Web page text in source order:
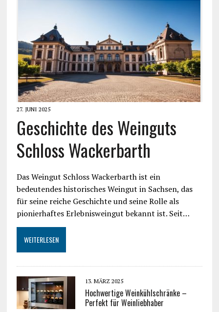
27. JUNI 2025
Geschichte des Weinguts
Schloss Wackerbarth
Das Weingut Schloss Wackerbarth ist ein
bedeutendes historisches Weingut in Sachsen, das
für seine reiche Geschichte und seine Rolle als
pionierhaftes Erlebnisweingut bekannt ist. Seit…
WEITERLESEN
13. MÄRZ 2025
Hochwertige Weinkühlschränke –
Perfekt für Weinliebhaber